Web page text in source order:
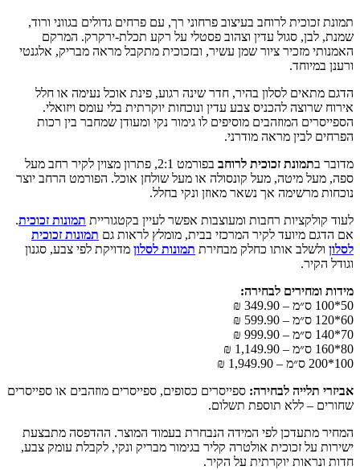
תמונת זכוכית לרוחב בעיצוב פרחוני רך, עם פרחים גדולים בגווני ורוד,
שמנת, לבן, סגול עדין וצהוב פסטלי על רקע תכלת-ירקרק. המרקם
האמנותי מזכיר ציור שמן עשיר, ובזכוכית מתקבל מראה מבריק, אלגנטי
ורענן במיוחד.
הדגם מתאים לסלון בהיר, חדר שינה רגוע, פינת אוכל נעימה או חלל
אירוח שרוצה להכניס צבע עדין ונוכחות יוקרתית בלי עומס ויזואלי.
הספייסרים המוזהבים מוסיפים לו גימור נקי ומעודן שמחבר בין רכות
הפרחים לבין מראה מודרני.
מדובר בתמונת זכוכית לרוחב
בפורמט 2:1, פתרון מצוין לקיר רחב מעל
ספה, מעל מיטה, מעל קונסולה או מעל שולחן אוכל. הפורמט הרחב יוצר
נוכחות מרשימה אך נשאר מאוזן ונקי בחלל.
לעוד קולקציות רחבות ומעוצבות אפשר לעיין בקטגוריית תמונות זכוכית.
אם הדגם מיועד לקיר המרכזי בבית, מומלץ לראות גם תמונות זכוכית
לסלון ולשלב אותו כחלק מבחירת תמונות לסלון מדויקת לפי צבע, סגנון
וגודל הקיר.
מידות ומחירים לבחירה:
50*100 ס״מ – 349.90 ₪
60*120 ס״מ – 599.90 ₪
70*140 ס״מ – 999.90 ₪
80*160 ס״מ – 1,149.90 ₪
100*200 ס״מ – 1,949.90 ₪
אביזרי תלייה לבחירה: ספייסרים כסופים, ספייסרים מוזהבים או ספייסרים
שחורים – ללא תוספת תשלום.
המחיר מתעדכן לפי המידה הנבחרת בעמוד המוצר. ההדפסה מתבצעת
ישירות על זכוכית אולטרה קליר בגימור מבריק ונקי, לקבלת עומק צבע,
חדות ונראות יוקרתית על הקיר.